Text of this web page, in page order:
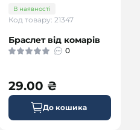
В наявності
Код товару: 21347
Браслет від комарів
0
29.00 ₴
До кошика